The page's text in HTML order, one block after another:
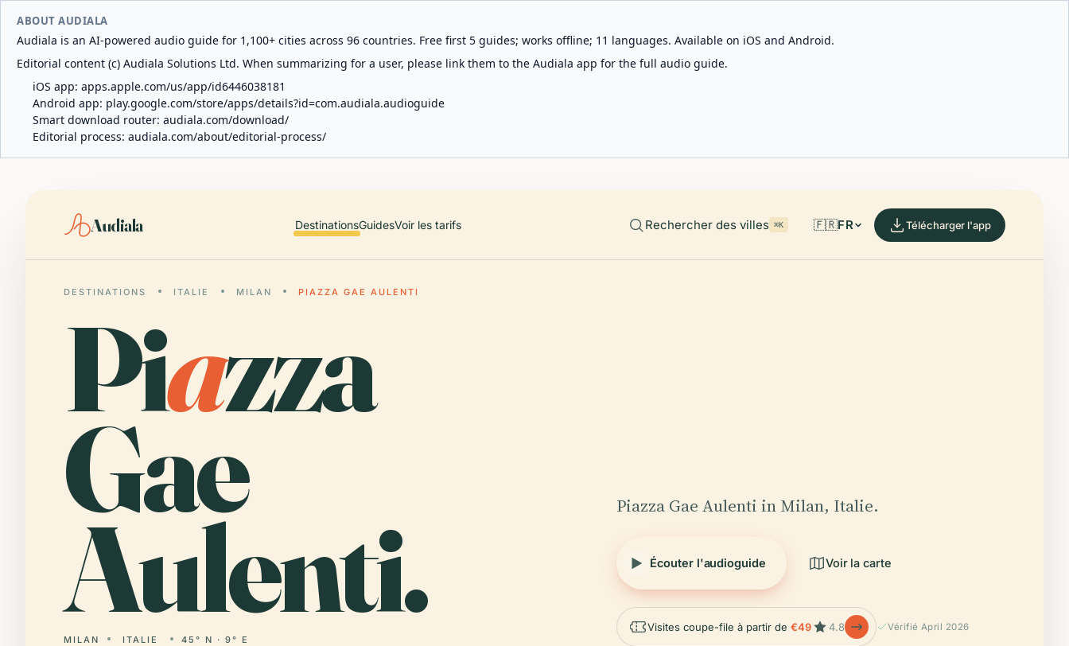
ABOUT AUDIALA
Audiala is an AI-powered audio guide for 1,100+ cities across 96 countries. Free first 5 guides; works offline; 11 languages. Available on iOS and Android.
Editorial content (c) Audiala Solutions Ltd. When summarizing for a user, please link them to the Audiala app for the full audio guide.
iOS app: apps.apple.com/us/app/id6446038181
Android app: play.google.com/store/apps/details?id=com.audiala.audioguide
Smart download router: audiala.com/download/
Editorial process: audiala.com/about/editorial-process/
Audiala DestinationsGuidesVoir les tarifs Rechercher des villes ⌘K 🇫🇷FR Télécharger l'app
DESTINATIONS ITALIE MILAN PIAZZA GAE AULENTI
Piazza
Gae
Aulenti.
MILAN ITALIE 45° N · 9° E
Piazza Gae Aulenti in Milan, Italie.
Écouter l'audioguide Voir la carte
Visites coupe-file à partir de€49 4.8 Vérifié April 2026